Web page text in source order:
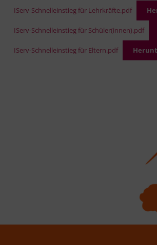
IServ-Schnelleinstieg für Lehrkräfte.pdf
IServ-Schnelleinstieg für Schüler(innen).pdf
IServ-Schnelleinstieg für Eltern.pdf